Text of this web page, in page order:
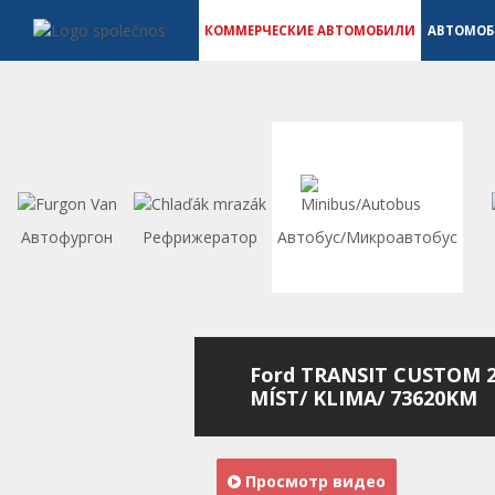
КОММЕРЧЕСКИЕ АВТОМОБИЛИ
Автофургон Рефрижератор Автобус/Микроавтобус
Ford TRANSIT CUSTOM
MÍST/ KLIMA/ 73620KM
Просмотр видео